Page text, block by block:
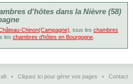
d'hôtes dans la Nièvre (58)
Chinon(Campagne) , tous les chambres
les chambres d'hôtes en Bourgogne
• Cliquez ici pour gérer vos pages • Contact